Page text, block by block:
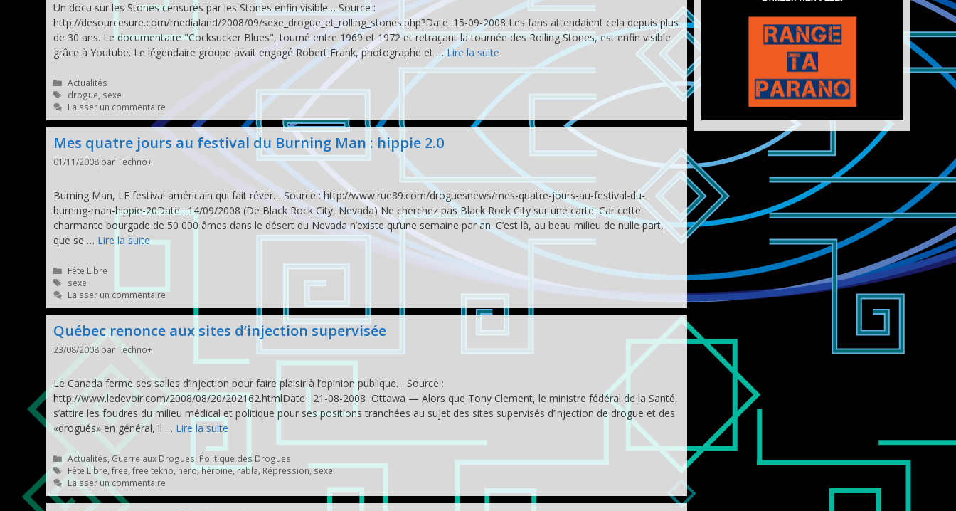
Un docu sur les Stones censurés par les Stones enfin visible… Source :
http://desourcesure.com/medialand/2008/09/sexe_drogue_et_rolling_stones.php?Date :15-09-2008 Les fans attendaient cela depuis plus
de 30 ans. Le documentaire "Cocksucker Blues", tourné entre 1969 et 1972 et retraçant la tournée des Rolling Stones, est enfin visible
grâce à Youtube. Le légendaire groupe avait engagé Robert Frank, photographe et …Lire la suite
Catégories
Actualités
Étiquettes
drogue, sexe
Laisser un commentaire
Mes quatre jours au festival du Burning Man : hippie 2.0
01/11/2008 parTechno+
Burning Man, LE festival américain qui fait réver… Source : http://www.rue89.com/droguesnews/mes-quatre-jours-au-festival-du-
burning-man-hippie-20Date : 14/09/2008 (De Black Rock City, Nevada) Ne cherchez pas Black Rock City sur une carte. Car cette
charmante bourgade de 50 000 âmes dans le désert du Nevada n’existe qu’une semaine par an. C’est là, au beau milieu de nulle part,
que se … Lire la suite
Catégories
Fête Libre
Étiquettes
sexe
Laisser un commentaire
Québec renonce aux sites d’injection supervisée
23/08/2008 parTechno+
Le Canada ferme ses salles d’injection pour faire plaisir à l’opinion publique… Source :
http://www.ledevoir.com/2008/08/20/202162.htmlDate : 21-08-2008 Ottawa — Alors que Tony Clement, le ministre fédéral de la Santé,
s’attire les foudres du milieu médical et politique pour ses positions tranchées au sujet des sites supervisés d’injection de drogue et des
«drogués» en général, il … Lire la suite
Catégories
Actualités Guerre aux Drogues Politique des Drogues
Étiquettes
Fête Libre free free tekno hero,héroïne,rabla Répression,sexe
Laisser un commentaire